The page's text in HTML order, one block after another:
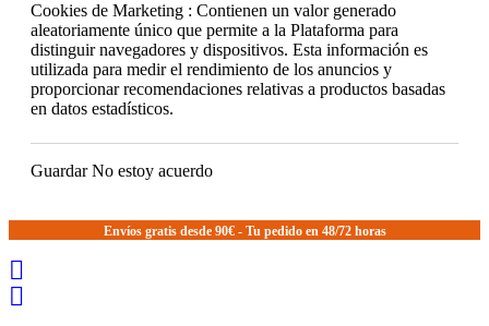
Cookies de Marketing : Contienen un valor generado
aleatoriamente único que permite a la Plataforma para
distinguir navegadores y dispositivos. Esta información es
utilizada para medir el rendimiento de los anuncios y
proporcionar recomendaciones relativas a productos basadas
en datos estadísticos.
GuardarNo estoy acuerdo
Envíos gratis desde 90€ - Tu pedido en 48/72 horas

